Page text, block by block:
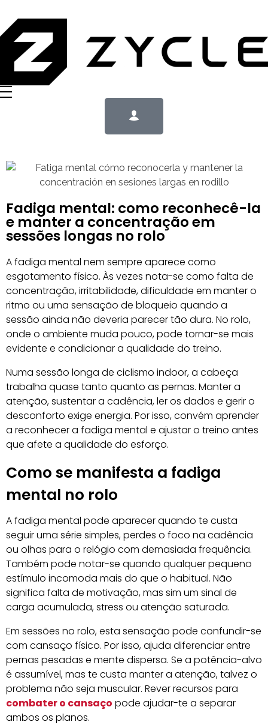
Fadiga mental: como reconhecê-la
e manter a concentração em
sessões longas no rolo
A fadiga mental nem sempre aparece como
esgotamento físico. Às vezes nota-se como falta de
concentração, irritabilidade, dificuldade em manter o
ritmo ou uma sensação de bloqueio quando a
sessão ainda não deveria parecer tão dura. No rolo,
onde o ambiente muda pouco, pode tornar-se mais
evidente e condicionar a qualidade do treino.
Numa sessão longa de ciclismo indoor, a cabeça
trabalha quase tanto quanto as pernas. Manter a
atenção, sustentar a cadência, ler os dados e gerir o
desconforto exige energia. Por isso, convém aprender
a reconhecer a fadiga mental e ajustar o treino antes
que afete a qualidade do esforço.
Como se manifesta a fadiga
mental no rolo
A fadiga mental pode aparecer quando te custa
seguir uma série simples, perdes o foco na cadência
ou olhas para o relógio com demasiada frequência.
Também pode notar-se quando qualquer pequeno
estímulo incomoda mais do que o habitual. Não
significa falta de motivação, mas sim um sinal de
carga acumulada, stress ou atenção saturada.
Em sessões no rolo, esta sensação pode confundir-se
com cansaço físico. Por isso, ajuda diferenciar entre
pernas pesadas e mente dispersa. Se a potência-alvo
é assumível, mas te custa manter a atenção, talvez o
problema não seja muscular. Rever recursos para
combater o cansaço pode ajudar-te a separar
ambos os planos.